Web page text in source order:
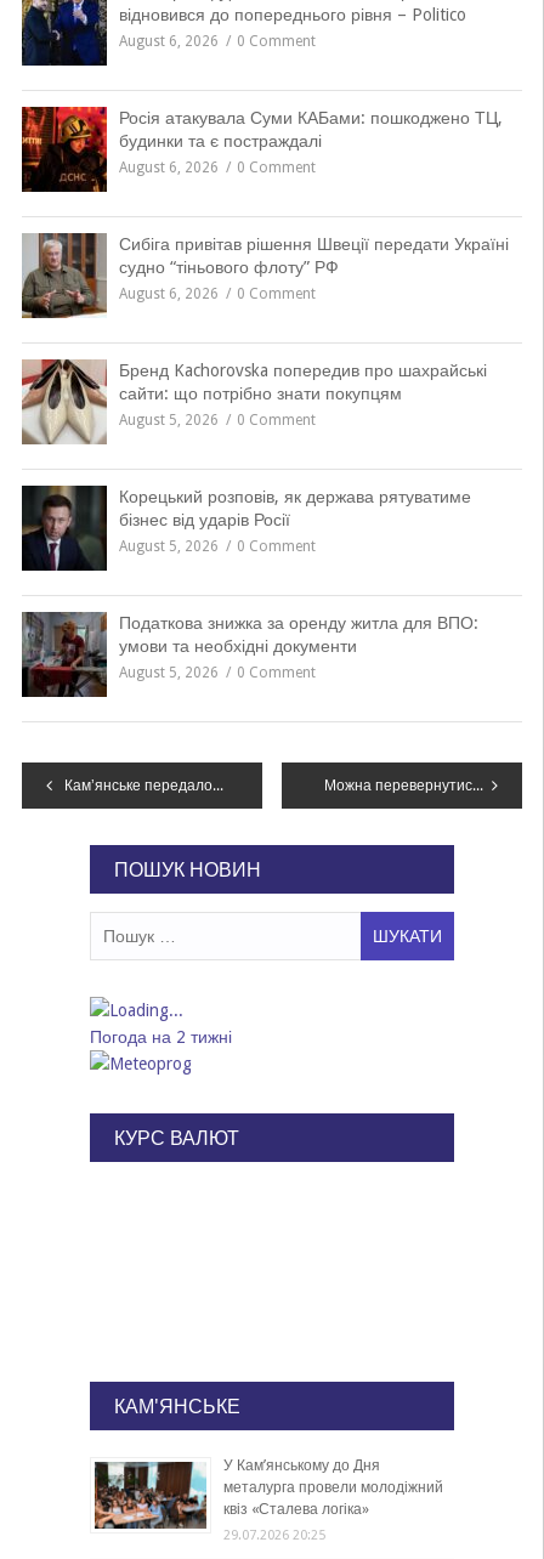
відновився до попереднього рівня – Politico
August 6, 2026 0 Comment
Росія атакувала Суми КАБами: пошкоджено ТЦ,
будинки та є постраждалі
August 6, 2026 0 Comment
Сибіга привітав рішення Швеції передати Україні
судно “тіньового флоту” РФ
August 6, 2026 0 Comment
Бренд Kachorovska попередив про шахрайські
сайти: що потрібно знати покупцям
August 5, 2026 0 Comment
Корецький розповів, як держава рятуватиме
бізнес від ударів Росії
August 5, 2026 0 Comment
Податкова знижка за оренду житла для ВПО:
умови та необхідні документи
August 5, 2026 0 Comment
Навігація
Камʼянське передало пульти для FPV-дронів захисникам з Кам’янського, які несуть службу на Харківському напрямку Можна перевернутися: у Дніпрі встановлюють “пастки” для самокатів та велосипедів
ПОШУК НОВИН
Погода на 2 тижні
КУРС ВАЛЮТ
КАМ'ЯНСЬКЕ
У Кам’янському до Дня
металурга провели молодіжний
квіз «Сталева логіка»
29.07.2026 20:25